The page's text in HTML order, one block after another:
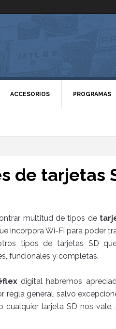
ACCESORIOS PROGRAMAS
de tarjetas
multitud de tipos de
incorpora Wi-Fi para poder
tipos de tarjetas SD
funcionales y completas.
digital habremos
regla general, salvo
cualquier tarjeta SD nos